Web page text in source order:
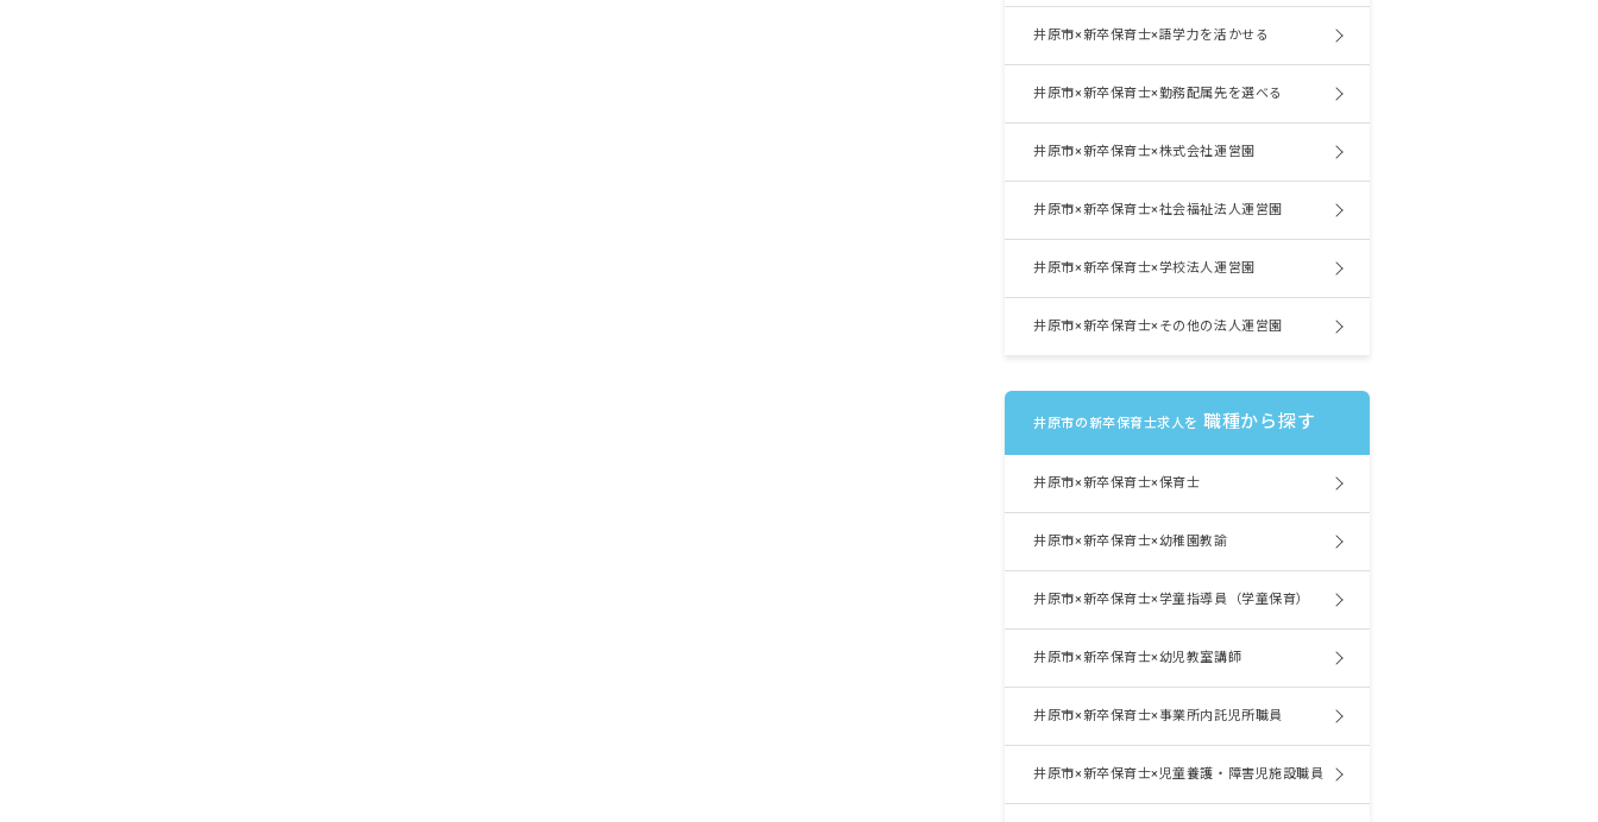
井原市×新卒保育士×語学力を活かせる
井原市×新卒保育士×勤務配属先を選べる
井原市×新卒保育士×株式会社運営園
井原市×新卒保育士×社会福祉法人運営園
井原市×新卒保育士×学校法人運営園
井原市×新卒保育士×その他の法人運営園
井原市の新卒保育士求人を 職種から探す
井原市×新卒保育士×保育士
井原市×新卒保育士×幼稚園教諭
井原市×新卒保育士×学童指導員（学童保育）
井原市×新卒保育士×幼児教室講師
井原市×新卒保育士×事業所内託児所職員
井原市×新卒保育士×児童養護・障害児施設職員